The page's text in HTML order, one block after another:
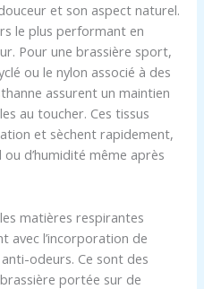
et son aspect naturel.
le plus performant en
Pour une brassière sport,
ou le nylon associé à des
assurent un maintien
au toucher. Ces tissus
et sèchent rapidement,
d’humidité même après
matières respirantes
avec l’incorporation de
odeurs. Ce sont des
portée sur de